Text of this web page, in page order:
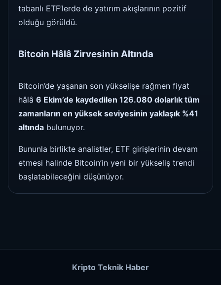
tabanlı ETF’lerde de yatırım akışlarının pozitif
olduğu görüldü.
Bitcoin Hâlâ Zirvesinin Altında
Bitcoin’de yaşanan son yükselişe rağmen fiyat
hâlâ 6 Ekim’de kaydedilen 126.080 dolarlık tüm
zamanların en yüksek seviyesinin yaklaşık %41
altında bulunuyor.
Bununla birlikte analistler, ETF girişlerinin devam
etmesi halinde Bitcoin’in yeni bir yükseliş trendi
başlatabileceğini düşünüyor.
Kripto Teknik Haber